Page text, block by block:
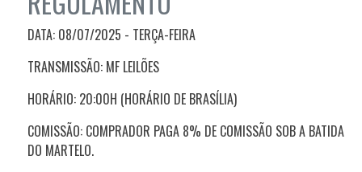
DATA: 08/07/2025 - TERÇA-FEIRA
TRANSMISSÃO: MF LEILÕES
HORÁRIO: 20:00H (HORÁRIO DE BRASÍLIA)
COMISSÃO: COMPRADOR PAGA 8% DE COMISSÃO SOB A BATIDA
DO MARTELO.